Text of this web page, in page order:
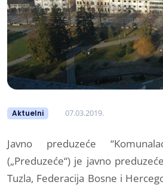
Aktuelni 07.03.2019.
Javno preduzeće
(„Preduzeće“) je javno
Tuzla, Federacija Bosne i